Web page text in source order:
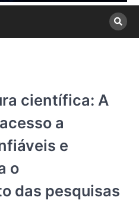
científica: A
a
e
o
das pesquisas